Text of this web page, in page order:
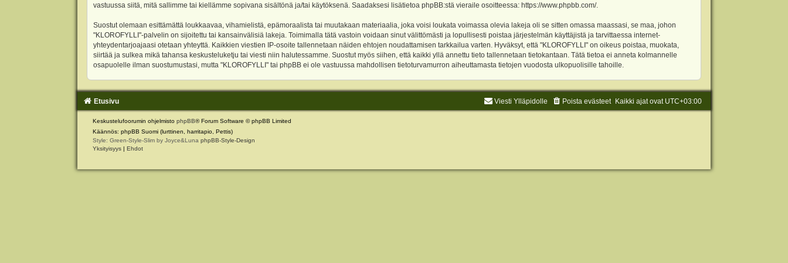
vastuussa siitä, mitä sallimme tai kiellämme sopivana sisältönä ja/tai käytöksenä. Saadaksesi lisätietoa phpBB:stä vieraile osoitteessa: https://www.phpbb.com/.
Suostut olemaan esittämättä loukkaavaa, vihamielistä, epämoraalista tai muutakaan materiaalia, joka voisi loukata voimassa olevia lakeja oli se sitten omassa maassasi, se maa, johon
"KLOROFYLLI"-palvelin on sijoitettu tai kansainvälisiä lakeja. Toimimalla tätä vastoin voidaan sinut välittömästi ja lopullisesti poistaa järjestelmän käyttäjistä ja tarvittaessa internet-
yhteydentarjoajaasi otetaan yhteyttä. Kaikkien viestien IP-osoite tallennetaan näiden ehtojen noudattamisen tarkkailua varten. Hyväksyt, että "KLOROFYLLI" on oikeus poistaa, muokata,
siirtää ja sulkea mikä tahansa keskusteluketju tai viesti niin halutessamme. Suostut myös siihen, että kaikki yllä annettu tieto tallennetaan tietokantaan. Tätä tietoa ei anneta kolmannelle
osapuolelle ilman suostumustasi, mutta "KLOROFYLLI" tai phpBB ei ole vastuussa mahdollisen tietoturvamurron aiheuttamasta tietojen vuodosta ulkopuolisille tahoille.
Etusivu Kaikki ajat ovat UTC+03:00
Poista evästeet
Viesti Ylläpidolle
Keskustelufoorumin ohjelmisto phpBB® Forum Software © phpBB Limited
Käännös: phpBB Suomi (lurttinen, harritapio, Pettis)
Style: Green-Style-Slim by Joyce&Luna phpBB-Style-Design
Yksityisyys | Ehdot